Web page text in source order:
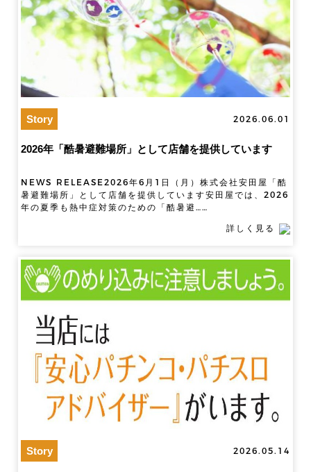
Story 2026.06.01
2026年「酷暑避難場所」として店舗を提供しています
NEWS RELEASE2026年6月1日（月）株式会社安田屋「酷
暑避難場所」として店舗を提供しています安田屋では、2026
年の夏季も熱中症対策のための「酷暑避……
詳しく見る
Story 2026.05.14